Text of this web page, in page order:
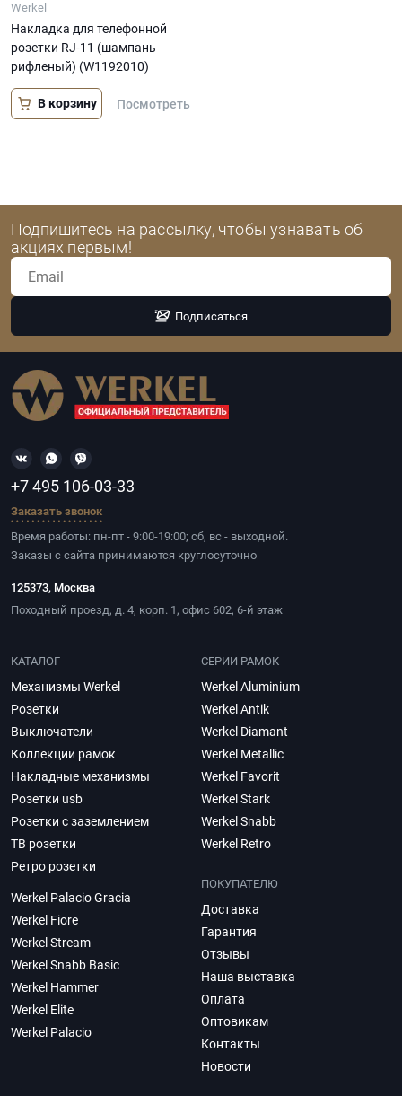
Werkel
Накладка для телефонной
розетки RJ-11 (шампань
рифленый) (W1192010)
В корзину Посмотреть
Подпишитесь на рассылку, чтобы узнавать об
акциях первым!
Подписаться
+7 495 106-03-33
Заказать звонок
Время работы: пн-пт - 9:00-19:00; сб, вс - выходной.
Заказы с сайта принимаются круглосуточно
125373, Москва
Походный проезд, д. 4, корп. 1, офис 602, 6-й этаж
КАТАЛОГ
Механизмы Werkel
Розетки
Выключатели
Коллекции рамок
Накладные механизмы
Розетки usb
Розетки с заземлением
ТВ розетки
Ретро розетки
СЕРИИ РАМОК
Werkel Aluminium
Werkel Antik
Werkel Diamant
Werkel Metallic
Werkel Favorit
Werkel Stark
Werkel Snabb
Werkel Retro
Werkel Palacio Gracia
Werkel Fiore
Werkel Stream
Werkel Snabb Basic
Werkel Hammer
Werkel Elite
Werkel Palacio
ПОКУПАТЕЛЮ
Доставка
Гарантия
Отзывы
Наша выставка
Оплата
Оптовикам
Контакты
Новости